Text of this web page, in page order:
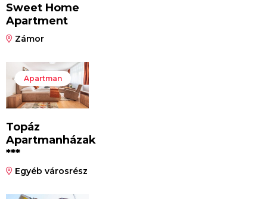
Sweet Home
Apartment
Zámor
Apartman
Topáz
Apartmanházak
***
Egyéb városrész